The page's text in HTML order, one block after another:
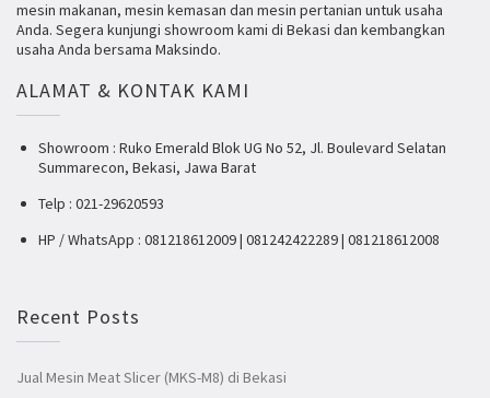
mesin makanan, mesin kemasan dan mesin pertanian untuk usaha
Anda. Segera kunjungi showroom kami di Bekasi dan kembangkan
usaha Anda bersama Maksindo.
ALAMAT & KONTAK KAMI
Showroom : Ruko Emerald Blok UG No 52, Jl. Boulevard Selatan
Summarecon, Bekasi, Jawa Barat
Telp : 021-29620593
HP / WhatsApp : 081218612009 | 081242422289 | 081218612008
Recent Posts
Jual Mesin Meat Slicer (MKS-M8) di Bekasi